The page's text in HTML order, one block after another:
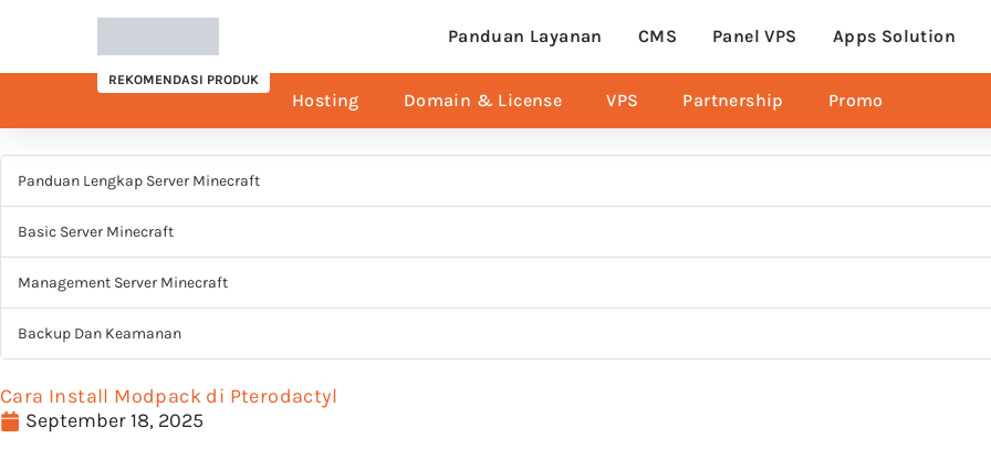
Panduan Layanan CMS Panel VPS Apps Solution
REKOMENDASI PRODUK
Hosting Domain & License VPS Partnership Promo
Panduan Lengkap Server Minecraft
Basic Server Minecraft
Management Server Minecraft
Backup Dan Keamanan
Cara Install Modpack di Pterodactyl
September 18, 2025